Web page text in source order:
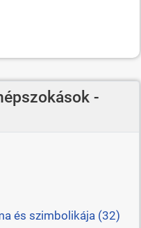
-
és szimbolikája (32)